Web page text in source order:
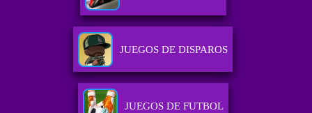
JUEGOS DE DISPAROS
JUEGOS DE FUTBOL